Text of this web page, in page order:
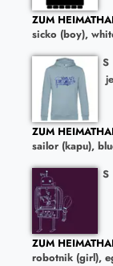
ZUM
sicko (boy),
S
ZUM
sailor (kapu),
S
ZUM
robotnik (girl),